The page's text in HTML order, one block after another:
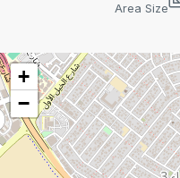
Area Size
+
−